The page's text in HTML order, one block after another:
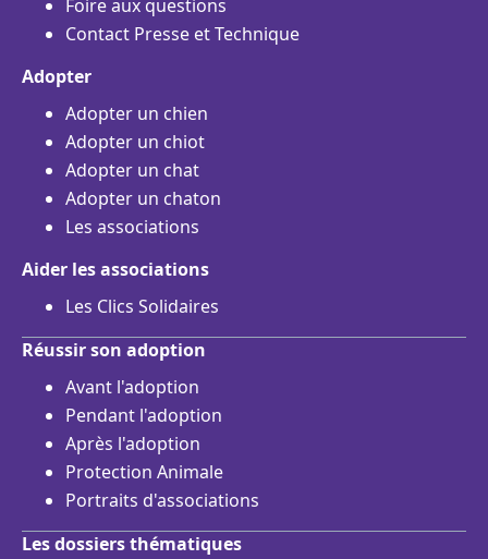
Foire aux questions
Contact Presse et Technique
Adopter
Adopter un chien
Adopter un chiot
Adopter un chat
Adopter un chaton
Les associations
Aider les associations
Les Clics Solidaires
Réussir son adoption
Avant l'adoption
Pendant l'adoption
Après l'adoption
Protection Animale
Portraits d'associations
Les dossiers thématiques